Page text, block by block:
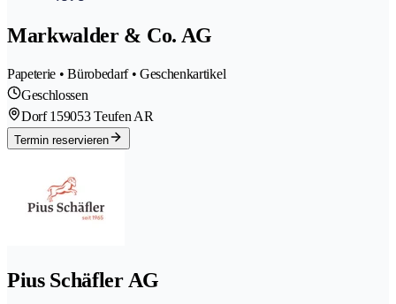
Markwalder & Co. AG
Papeterie • Bürobedarf • Geschenkartikel
Geschlossen
Dorf 159053 Teufen AR
Termin reservieren
Pius Schäfler AG